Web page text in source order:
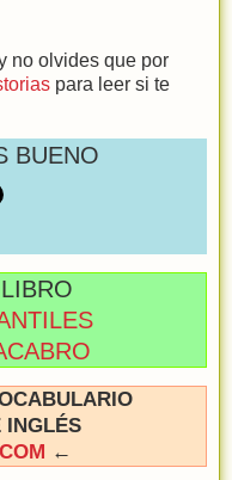
no olvides que por
para leer si te
BUENO
INGLÉS
←